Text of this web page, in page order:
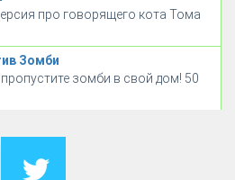
про говорящего кота Тома
Зомби
зомби в свой дом! 50